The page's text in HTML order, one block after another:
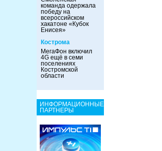
команда одержала
победу на
всероссийском
хакатоне «Кубок
Енисея»
Кострома
МегаФон включил
4G ещё в семи
поселениях
Костромской
области
ИНФОРМАЦИОННЫЕ
ПАРТНЕРЫ